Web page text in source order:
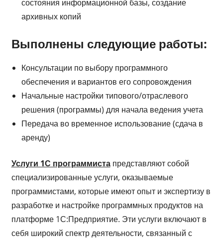
состояния информационной базы, создание
архивных копий
Выполнены следующие работы:
Консультации по выбору программного
обеспечения и вариантов его сопровождения
Начальные настройки типового/отраслевого
решения (программы) для начала ведения учета
Передача во временное использование (сдача в
аренду)
Услуги 1С программистапредставляют собой
специализированные услуги, оказываемые
программистами, которые имеют опыт и экспертизу в
разработке и настройке программных продуктов на
платформе 1С:Предприятие. Эти услуги включают в
себя широкий спектр деятельности, связанный с